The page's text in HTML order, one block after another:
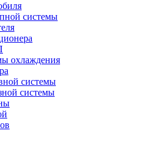
системы
охлаждения
системы
системы